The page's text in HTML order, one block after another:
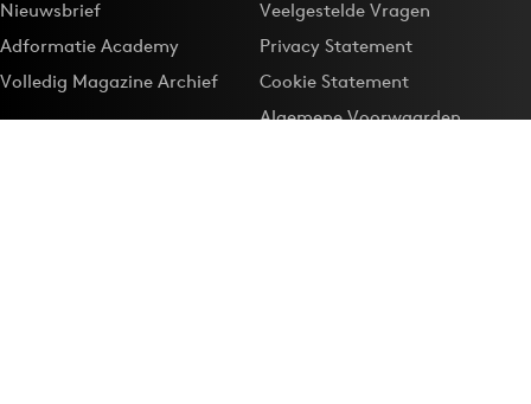
Nieuwsbrief
Adformatie Academy
Volledig Magazine Archief
Veelgestelde Vragen
Privacy Statement
Cookie Statement
Algemene Voorwaarden